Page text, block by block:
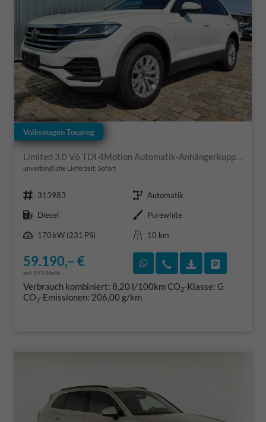
Volkswagen Touareg
Limited 3.0 V6 TDI 4Motion Automatik-Anhängerkupplung-Navi-Keyless-ACC-Sitzheizung-Lenkradheizung-el.Heckklappe-18''Alu-Sofort
unverbindliche Lieferzeit: Sofort
Fahrzeugnr. 313983 Getriebe Automatik
Kraftstoff Diesel Außenfarbe Purewhite
Leistung
170 kW (231 PS) Kilometerstand 10 km
59.190,– €
incl. 19% MwSt.
Rückruf vereinbaren
Wir rufen Sie an
Verbrauch kombiniert: 8,20 l/100kmCO2-Klasse: G
CO2-Emissionen: 206,00 g/km